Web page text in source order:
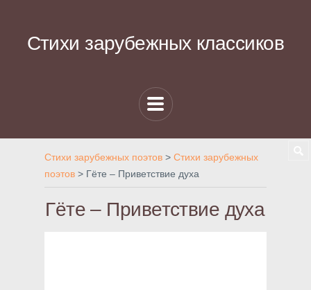
Стихи зарубежных классиков
Стихи зарубежных поэтов > Стихи зарубежных
поэтов > Гёте – Приветствие духа
Гёте – Приветствие духа